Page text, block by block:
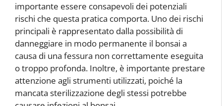
importante essere consapevoli dei potenziali
rischi che questa pratica comporta. Uno dei rischi
principali è rappresentato dalla possibilità di
danneggiare in modo permanente il bonsai a
causa di una fessura non correttamente eseguita
o troppo profonda. Inoltre, è importante prestare
attenzione agli strumenti utilizzati, poiché la
mancata sterilizzazione degli stessi potrebbe